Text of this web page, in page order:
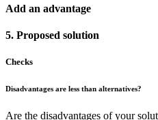
Add an advantage
5. Proposed solution
Checks
Disadvantages are less than alternatives?
Are the disadvantages of your